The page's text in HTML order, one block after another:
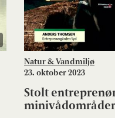
Natur & Vandmiljø
23. oktober 2023
Stolt
minivådområder